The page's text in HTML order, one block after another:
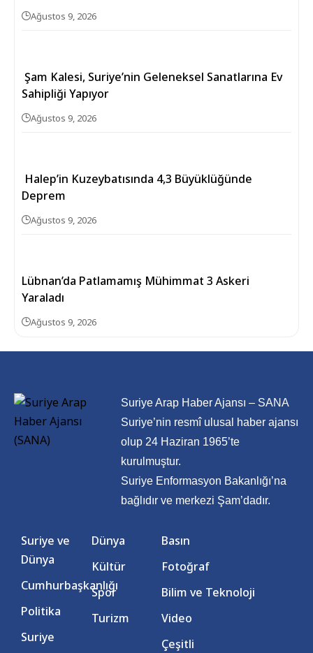
Ağustos 9, 2026
Şam Kalesi, Suriye’nin Geleneksel Sanatlarına Ev
Sahipliği Yapıyor
Ağustos 9, 2026
Halep’in Kuzeybatısında 4,3 Büyüklüğünde
Deprem
Ağustos 9, 2026
Lübnan’da Patlamamış Mühimmat 3 Askeri
Yaraladı
Ağustos 9, 2026
Suriye Arap Haber Ajansı – SANA
Suriye’nin resmî ulusal haber ajansı
olup 24 Haziran 1965’te
kurulmuştur.
Suriye Enformasyon Bakanlığı’na
bağlıdır ve merkezi Şam’dadır.
Suriye ve
Dünya
Cumhurbaşkanlığı
Politika
Suriye
Dünya
Kültür
Spor
Turizm
Basın
Fotoğraf
Bilim ve Teknoloji
Video
Çeşitli